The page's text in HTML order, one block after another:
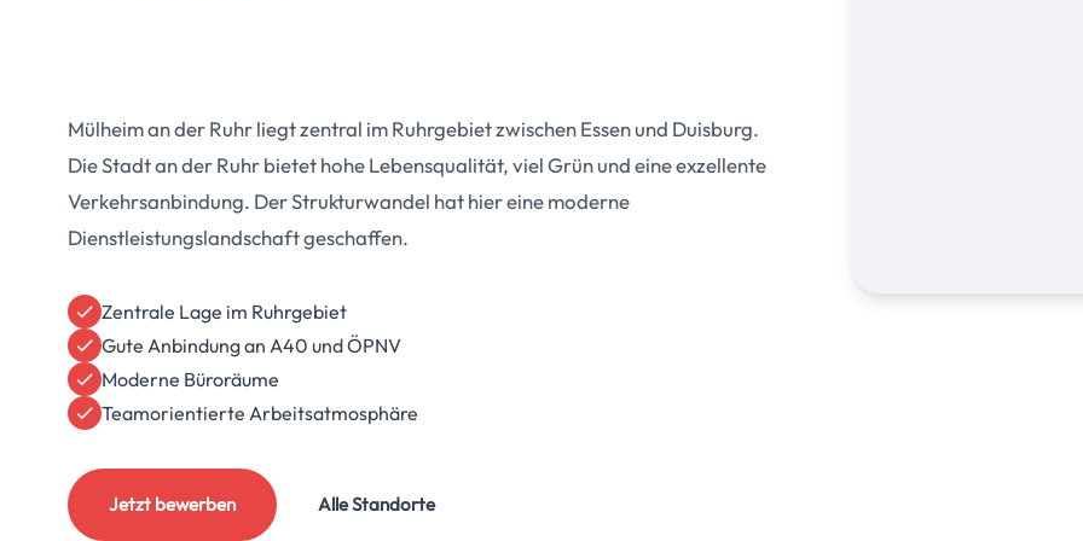
Mülheim an der Ruhr liegt zentral im Ruhrgebiet zwischen Essen und Duisburg.
Die Stadt an der Ruhr bietet hohe Lebensqualität, viel Grün und eine exzellente
Verkehrsanbindung. Der Strukturwandel hat hier eine moderne
Dienstleistungslandschaft geschaffen.
Zentrale Lage im Ruhrgebiet
Gute Anbindung an A40 und ÖPNV
Moderne Büroräume
Teamorientierte Arbeitsatmosphäre
Jetzt bewerben Alle Standorte